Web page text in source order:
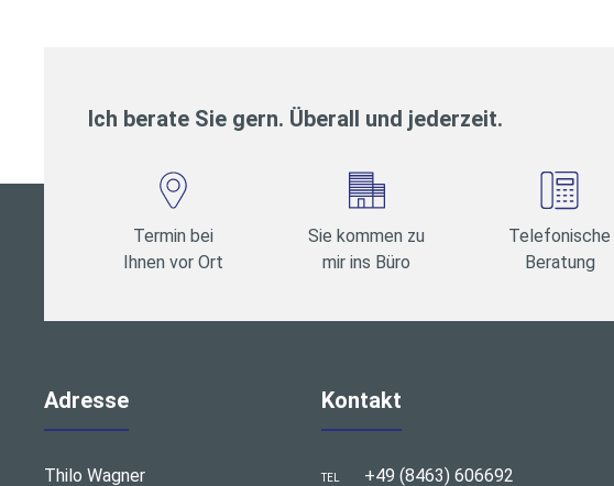
Ich berate Sie gern. Überall und jederzeit.
Termin bei
Ihnen vor Ort
Sie kommen zu
mir ins Büro
Telefonische
Beratung
Adresse
Thilo Wagner
Kontakt
TEL +49 (8463) 606692